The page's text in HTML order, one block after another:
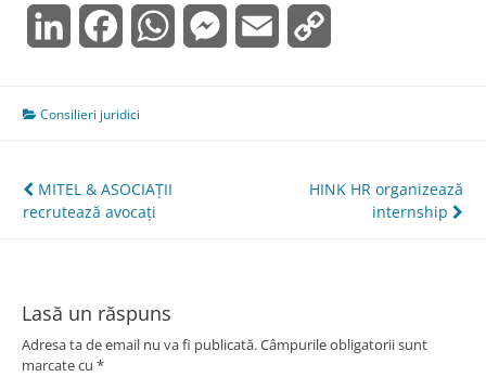
LinkedInFacebookWhatsAppMessenger
Email
Consilieri juridici
Navigare
în
MITEL & ASOCIAŢII
recrutează avocaţi
HINK HR organizează
internship
Lasă un răspuns
Adresa ta de email nu va fi publicată.Câmpurile obligatorii sunt
marcate cu *